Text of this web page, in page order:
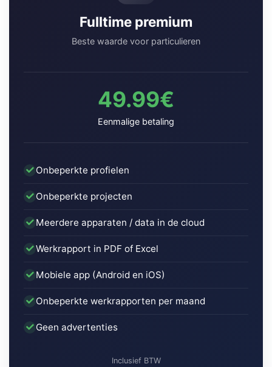
Fulltime premium
Beste waarde voor particulieren
49.99€
Eenmalige betaling
Onbeperkte profielen
Onbeperkte projecten
Meerdere apparaten / data in de cloud
Werkrapport in PDF of Excel
Mobiele app (Android en iOS)
Onbeperkte werkrapporten per maand
Geen advertenties
Inclusief BTW